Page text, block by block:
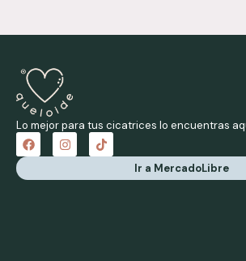
Lo mejor para tus cicatrices lo encuentras
Ir a MercadoLibre